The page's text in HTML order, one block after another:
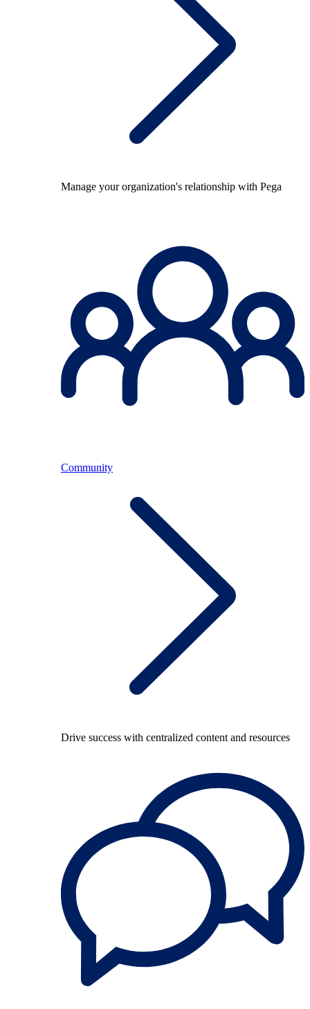
Manage your organization's relationship with Pega
Community
Drive success with centralized content and resources